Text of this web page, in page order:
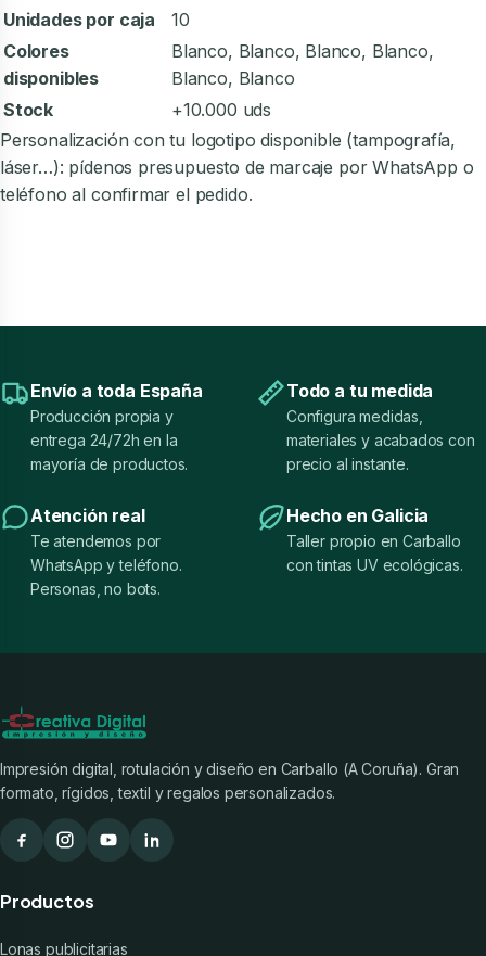
Unidades por caja
10
Colores
disponibles
Blanco, Blanco, Blanco, Blanco,
Blanco, Blanco
Stock
+10.000 uds
Personalización con tu logotipo disponible (tampografía,
láser…): pídenos presupuesto de marcaje por WhatsApp o
teléfono al confirmar el pedido.
Envío a toda España
Producción propia y
entrega 24/72h en la
mayoría de productos.
Todo a tu medida
Configura medidas,
materiales y acabados con
precio al instante.
Atención real
Te atendemos por
WhatsApp y teléfono.
Personas, no bots.
Hecho en Galicia
Taller propio en Carballo
con tintas UV ecológicas.
Impresión digital, rotulación y diseño en Carballo (A Coruña). Gran
formato, rígidos, textil y regalos personalizados.
Productos
Lonas publicitarias